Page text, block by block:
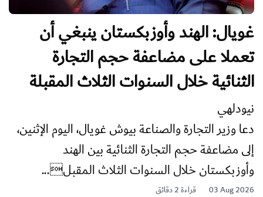
غويال: الهند وأوزبكستان ينبغي أن
تعملا على مضاعفة حجم التجارة
الثنائية خلال السنوات الثلاث المقبلة
نيودلهي
دعا وزير التجارة والصناعة بيوش غويال، اليوم الإثنين،
إلى مضاعفة حجم التجارة الثنائية بين الهند
وأوزبكستان خلال السنوات الثلاث المقبل...
03 Aug 2026 قراءة 2 دقائق